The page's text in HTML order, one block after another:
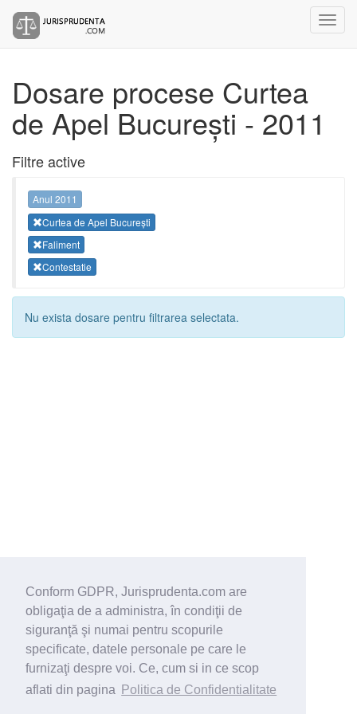
Conform GDPR, Jurisprudenta.com are
obligaţia de a administra, în condiţii de
siguranţă şi numai pentru scopurile
specificate, datele personale pe care le
furnizaţi despre voi. Ce, cum si in ce scop
aflati din pagina
Politica de Confidentialitate
Dosare procese Curtea
de Apel București - 2011
Filtre active
Anul 2011
Curtea de Apel București
Faliment
Contestatie
Nu exista dosare pentru filtrarea selectata.